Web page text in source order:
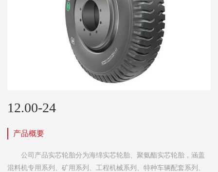
12.00-24
产品概要
公司产品实芯轮胎分为海绵实芯轮胎、聚氨酯实芯轮胎，涵盖
混料机专用系列、矿用系列、工程机械系列、特种车辆配套系列、